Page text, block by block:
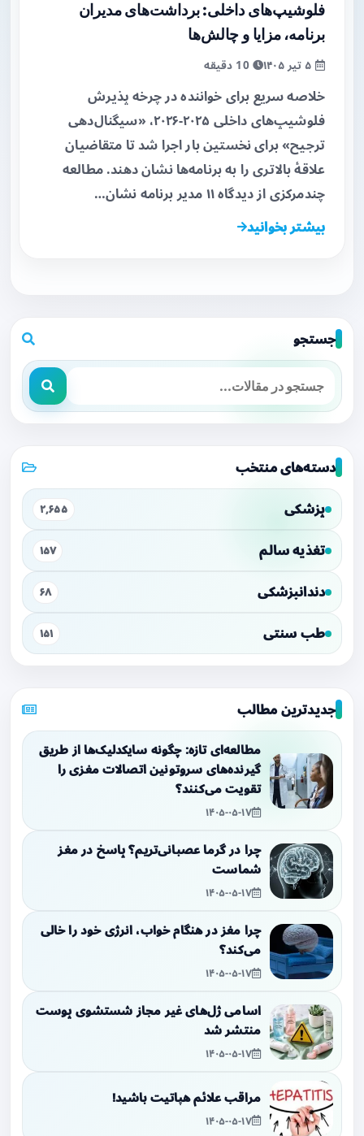
فلوشیپ‌های داخلی: برداشت‌های مدیران
برنامه، مزایا و چالش‌ها
10 دقیقه
خلاصه سریع برای خواننده در چرخه پذیرش
فلوشیپ‌های داخلی ۲۰۲۵-۲۰۲۶، «سیگنال‌دهی
ترجیح» برای نخستین بار اجرا شد تا متقاضیان
علاقهٔ بالاتری را به برنامه‌ها نشان دهند. مطالعه
چندمرکزی از دیدگاه ۱۱ مدیر برنامه نشان…
بیشتر بخوانید
جستجو
دسته‌های منتخب
پزشکی ۲,۶۵۵
تغذیه سالم ۱۵۷
دندانپزشکی ۶۸
طب سنتی ۱۵۱
جدیدترین مطالب
مطالعه‌ای تازه: چگونه سایکدلیک‌ها از طریق
گیرنده‌های سروتونین اتصالات مغزی را
تقویت می‌کنند؟
۱۴۰۵-۰۵-۱۷
چرا در گرما عصبانی‌تریم؟ پاسخ در مغز
شماست
۱۴۰۵-۰۵-۱۷
چرا مغز در هنگام خواب، انرژی خود را خالی
می‌کند؟
۱۴۰۵-۰۵-۱۷
اسامی ژل‌های غیر مجاز شستشوی پوست
منتشر شد
۱۴۰۵-۰۵-۱۷
مراقب علائم هپاتیت باشید!
۱۴۰۵-۰۵-۱۷